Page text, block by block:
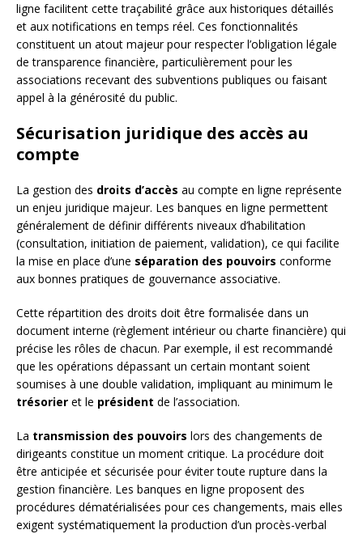
ligne facilitent cette traçabilité grâce aux historiques détaillés
et aux notifications en temps réel. Ces fonctionnalités
constituent un atout majeur pour respecter l’obligation légale
de transparence financière, particulièrement pour les
associations recevant des subventions publiques ou faisant
appel à la générosité du public.
Sécurisation juridique des accès au
compte
La gestion des droits d’accès au compte en ligne représente
un enjeu juridique majeur. Les banques en ligne permettent
généralement de définir différents niveaux d’habilitation
(consultation, initiation de paiement, validation), ce qui facilite
la mise en place d’une séparation des pouvoirs conforme
aux bonnes pratiques de gouvernance associative.
Cette répartition des droits doit être formalisée dans un
document interne (règlement intérieur ou charte financière) qui
précise les rôles de chacun. Par exemple, il est recommandé
que les opérations dépassant un certain montant soient
soumises à une double validation, impliquant au minimum le
trésorier et le président de l’association.
La transmission des pouvoirs lors des changements de
dirigeants constitue un moment critique. La procédure doit
être anticipée et sécurisée pour éviter toute rupture dans la
gestion financière. Les banques en ligne proposent des
procédures dématérialisées pour ces changements, mais elles
exigent systématiquement la production d’un procès-verbal